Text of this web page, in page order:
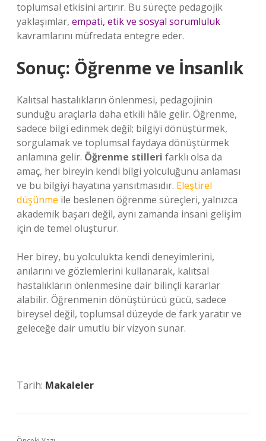
toplumsal etkisini artırır. Bu süreçte pedagojik
yaklaşımlar, empati, etik ve sosyal sorumluluk
kavramlarını müfredata entegre eder.
Sonuç: Öğrenme ve İnsanlık
Kalıtsal hastalıkların önlenmesi, pedagojinin
sunduğu araçlarla daha etkili hâle gelir. Öğrenme,
sadece bilgi edinmek değil; bilgiyi dönüştürmek,
sorgulamak ve toplumsal faydaya dönüştürmek
anlamına gelir. Öğrenme stilleri farklı olsa da
amaç, her bireyin kendi bilgi yolculuğunu anlaması
ve bu bilgiyi hayatına yansıtmasıdır. Eleştirel
düşünme ile beslenen öğrenme süreçleri, yalnızca
akademik başarı değil, aynı zamanda insani gelişim
için de temel oluşturur.
Her birey, bu yolculukta kendi deneyimlerini,
anılarını ve gözlemlerini kullanarak, kalıtsal
hastalıkların önlenmesine dair bilinçli kararlar
alabilir. Öğrenmenin dönüştürücü gücü, sadece
bireysel değil, toplumsal düzeyde de fark yaratır ve
geleceğe dair umutlu bir vizyon sunar.
Tarih: Makaleler